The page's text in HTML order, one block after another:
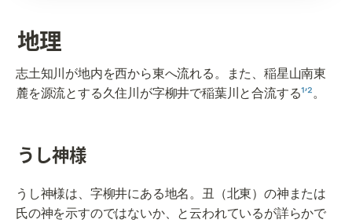
地理
志土知川が地内を西から東へ流れる。また、稲星山南東
麓を源流とする久住川が字柳井で稲葉川と合流する¹’²。
うし神様
うし神様は、字柳井にある地名。丑（北東）の神または
氏の神を示すのではないか、と云われているが詳らかで